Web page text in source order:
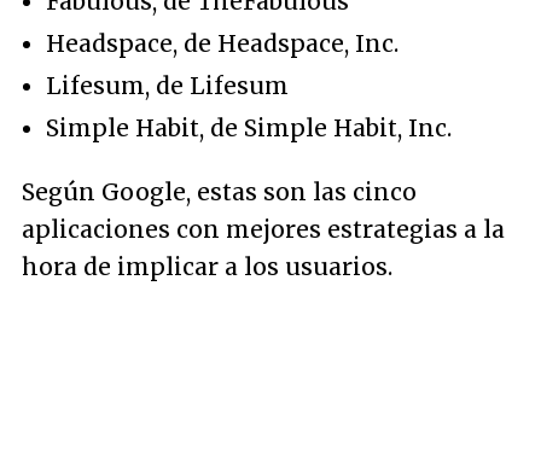
Headspace, de Headspace, Inc.
Lifesum, de Lifesum
Simple Habit, de Simple Habit, Inc.
Según Google, estas son las cinco
aplicaciones con mejores estrategias a la
hora de implicar a los usuarios.